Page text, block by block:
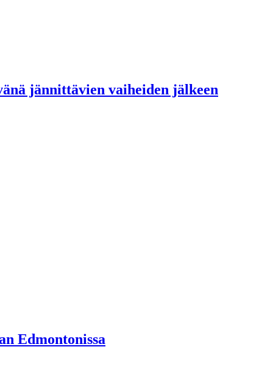
jännittävien vaiheiden jälkeen
Edmontonissa